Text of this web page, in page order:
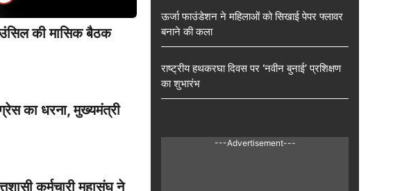
की मासिक बैठक
का धरना, मुख्यमंत्री
कर्मचारी महासंघ ने
ऊर्जा फाउंडेशन ने महिलाओं को सिखाई पेपर फ्लावर
बनाने की कला
राष्ट्रीय हथकरघा दिवस पर ‘नवीन बुनाई’ प्रशिक्षण
का शुभारंभ
---Advertisement---